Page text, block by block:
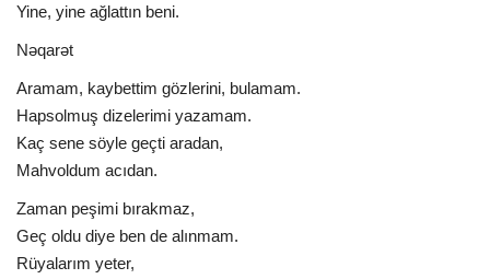
Yine, yine ağlattın beni.
Nəqarət
Aramam, kaybettim gözlerini, bulamam.
Hapsolmuş dizelerimi yazamam.
Kaç sene söyle geçti aradan,
Mahvoldum acıdan.
Zaman peşimi bırakmaz,
Geç oldu diye ben de alınmam.
Rüyalarım yeter,